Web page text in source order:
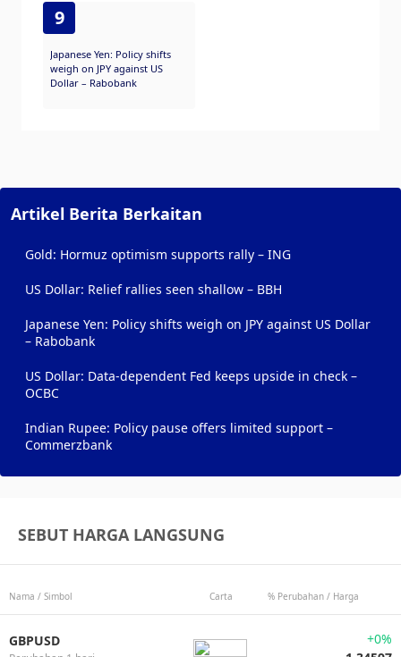
9
Japanese Yen: Policy shifts
weigh on JPY against US
Dollar – Rabobank
Artikel Berita Berkaitan
Gold: Hormuz optimism supports rally – ING
US Dollar: Relief rallies seen shallow – BBH
Japanese Yen: Policy shifts weigh on JPY against US Dollar
– Rabobank
US Dollar: Data-dependent Fed keeps upside in check –
OCBC
Indian Rupee: Policy pause offers limited support –
Commerzbank
SEBUT HARGA LANGSUNG
Nama / Simbol Carta % Perubahan / Harga
GBPUSD
+0%